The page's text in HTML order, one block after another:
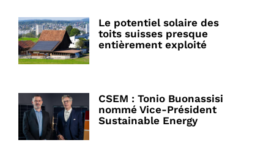
Le potentiel solaire des
toits suisses presque
entièrement exploité
CSEM : Tonio Buonassisi
nommé Vice-Président
Sustainable Energy